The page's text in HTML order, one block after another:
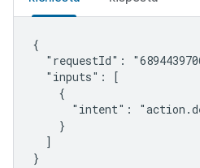
{
"requestId":
  "inputs": [
    {
"intent":
    }
  ]
}